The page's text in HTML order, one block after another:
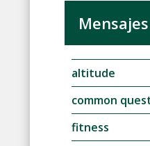
altitude
common
fitness